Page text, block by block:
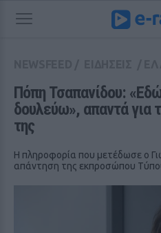
Πόπη Τσαπανίδου:
δουλεύω», απαντά για
της
Η πληροφορία που μετέδωσε ο
απάντηση της εκπροσώπου